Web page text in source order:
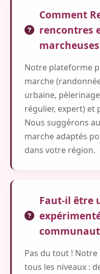
Comment
rencontres
Notre plateforme
marche
urbaine,
régulier, expert) et
Nous suggérons
marche adaptés
dans votre région.
Faut-il être
Pas du tout !
tous les niveaux :